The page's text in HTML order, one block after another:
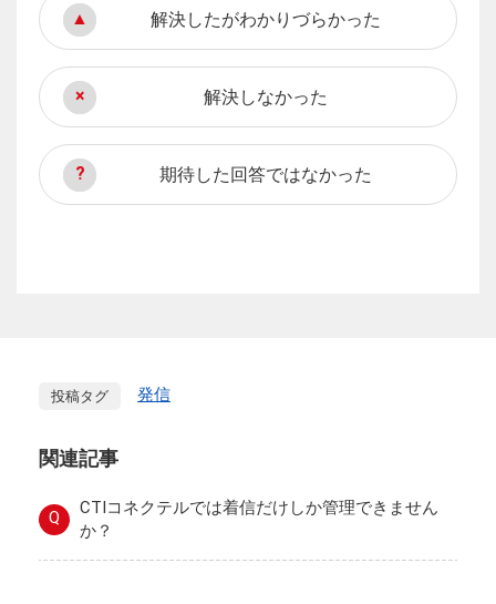
解決したがわかりづらかった
解決しなかった
期待した回答ではなかった
投稿タグ 発信
関連記事
Q
CTIコネクテルでは着信だけしか管理できません
か？